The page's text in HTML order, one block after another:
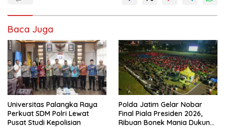
Baca Juga
Universitas Palangka Raya
Perkuat SDM Polri Lewat
Pusat Studi Kepolisian
Polda Jatim Gelar Nobar
Final Piala Presiden 2026,
Ribuan Bonek Mania Dukung